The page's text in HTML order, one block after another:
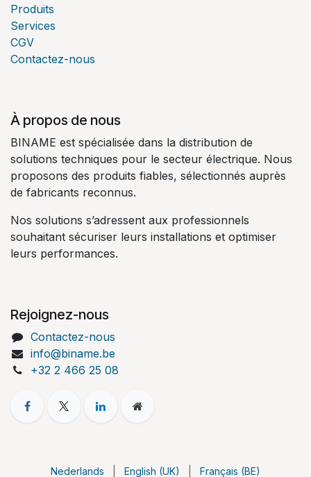
Produits
Services
CGV
Contactez-nous
À propos de nous
BINAME est spécialisée dans la distribution de
solutions techniques pour le secteur électrique. Nous
proposons des produits fiables, sélectionnés auprès
de fabricants reconnus.
Nos solutions s’adressent aux professionnels
souhaitant sécuriser leurs installations et optimiser
leurs performances.
Rejoignez-nous
Contactez-nous
info@biname.be
+32 2 466 25 08
Nederlands English (UK) Français (BE)